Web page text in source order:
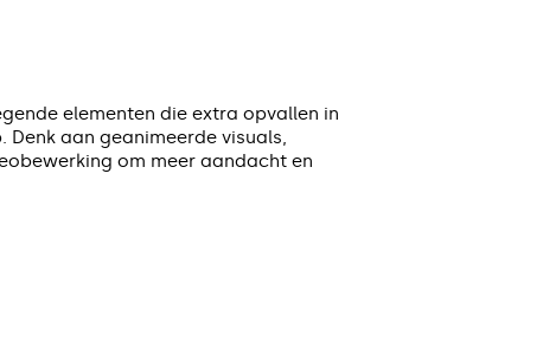
elementen die extra opvallen in
aan geanimeerde visuals,
om meer aandacht en